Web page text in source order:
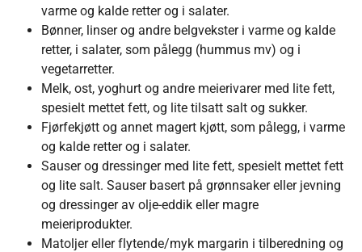
varme og kalde retter og i salater.
Bønner, linser og andre belgvekster i varme og kalde
retter, i salater, som pålegg (hummus mv) og i
vegetarretter.
Melk, ost, yoghurt og andre meierivarer med lite fett,
spesielt mettet fett, og lite tilsatt salt og sukker.
Fjørfekjøtt og annet magert kjøtt, som pålegg, i varme
og kalde retter og i salater.
Sauser og dressinger med lite fett, spesielt mettet fett
og lite salt. Sauser basert på grønnsaker eller jevning
og dressinger av olje-eddik eller magre
meieriprodukter.
Matoljer eller flytende/myk margarin i tilberedning og